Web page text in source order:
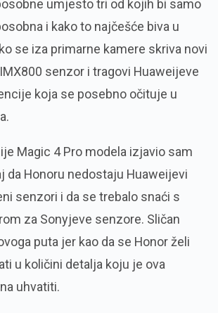
umjesto tri od kojih bi samo
i kako to najčešće biva u
se iza primarne kamere skriva novi
senzor i tragovi Huaweijeve
koja se posebno očituje u
Magic 4 Pro modela izjavio sam
da Honoru nedostaju Huaweijevi
senzori i da se trebalo snaći s
za Sonyjeve senzore. Sličan
puta jer kao da se Honor želi
u količini detalja koju je ova
uhvatiti.